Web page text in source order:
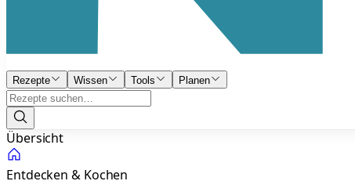
Rezepte Wissen Tools Planen
Übersicht
Entdecken & Kochen